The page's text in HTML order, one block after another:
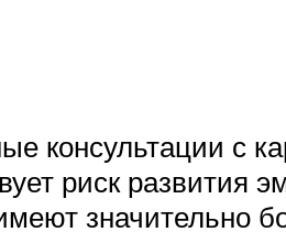
консультации с
риск развития
значительно